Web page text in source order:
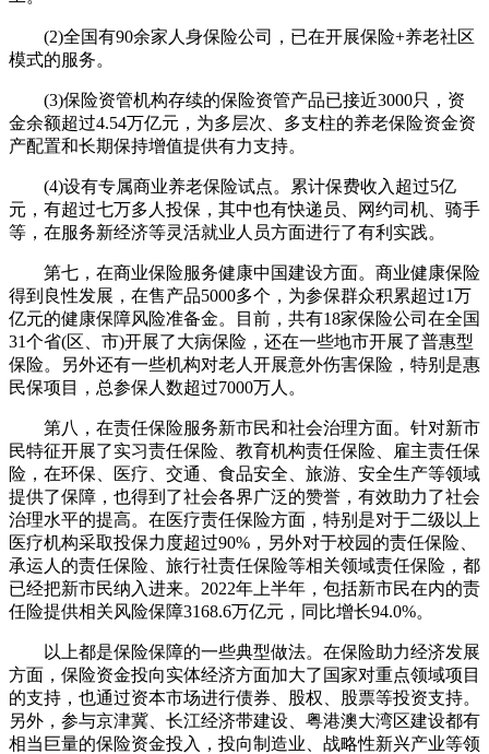
(2)全国有90余家人身保险公司，已在开展保险+养老社区
模式的服务。
(3)保险资管机构存续的保险资管产品已接近3000只，资
金余额超过4.54万亿元，为多层次、多支柱的养老保险资金资
产配置和长期保持增值提供有力支持。
(4)设有专属商业养老保险试点。累计保费收入超过5亿
元，有超过七万多人投保，其中也有快递员、网约司机、骑手
等，在服务新经济等灵活就业人员方面进行了有利实践。
第七，在商业保险服务健康中国建设方面。商业健康保险
得到良性发展，在售产品5000多个，为参保群众积累超过1万
亿元的健康保障风险准备金。目前，共有18家保险公司在全国
31个省(区、市)开展了大病保险，还在一些地市开展了普惠型
保险。另外还有一些机构对老人开展意外伤害保险，特别是惠
民保项目，总参保人数超过7000万人。
第八，在责任保险服务新市民和社会治理方面。针对新市
民特征开展了实习责任保险、教育机构责任保险、雇主责任保
险，在环保、医疗、交通、食品安全、旅游、安全生产等领域
提供了保障，也得到了社会各界广泛的赞誉，有效助力了社会
治理水平的提高。在医疗责任保险方面，特别是对于二级以上
医疗机构采取投保力度超过90%，另外对于校园的责任保险、
承运人的责任保险、旅行社责任保险等相关领域责任保险，都
已经把新市民纳入进来。2022年上半年，包括新市民在内的责
任险提供相关风险保障3168.6万亿元，同比增长94.0%。
以上都是保险保障的一些典型做法。在保险助力经济发展
方面，保险资金投向实体经济方面加大了国家对重点领域项目
的支持，也通过资本市场进行债券、股权、股票等投资支持。
另外，参与京津冀、长江经济带建设、粤港澳大湾区建设都有
相当巨量的保险资金投入，投向制造业、战略性新兴产业等领